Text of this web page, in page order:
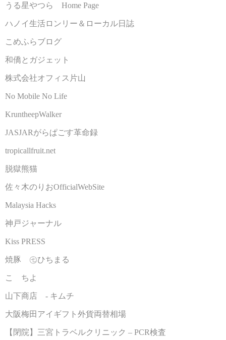
うる星やつら Home Page
ハノイ生活ロンリー＆ローカル日誌
こめふらブログ
和僑とガジェット
株式会社オフィス片山
No Mobile No Life
KruntheepWalker
JASJARがらぱごす革命録
tropicallfruit.net
脱獄熊猫
佐々木のりおOfficialWebSite
Malaysia Hacks
神戸ジャーナル
Kiss PRESS
焼豚 ㊆ひちまる
こゝちよ
山下商店 - キムチ
大阪梅田アイギフト外貨両替相場
【閉院】三宮トラベルクリニック – PCR検査